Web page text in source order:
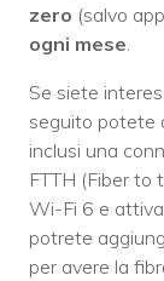
zero (salvo
ogni mese.
Se siete
seguito potete
inclusi una
FTTH (Fiber to
Wi-Fi 6 e
potrete
per avere la